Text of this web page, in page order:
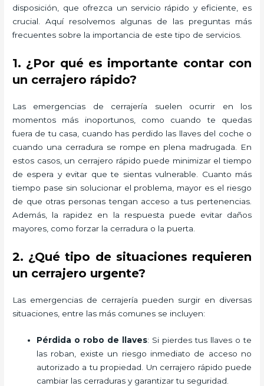
disposición, que ofrezca un servicio rápido y eficiente, es
crucial. Aquí resolvemos algunas de las preguntas más
frecuentes sobre la importancia de este tipo de servicios.
1. ¿Por qué es importante contar con
un cerrajero rápido?
Las emergencias de cerrajería suelen ocurrir en los
momentos más inoportunos, como cuando te quedas
fuera de tu casa, cuando has perdido las llaves del coche o
cuando una cerradura se rompe en plena madrugada. En
estos casos, un cerrajero rápido puede minimizar el tiempo
de espera y evitar que te sientas vulnerable. Cuanto más
tiempo pase sin solucionar el problema, mayor es el riesgo
de que otras personas tengan acceso a tus pertenencias.
Además, la rapidez en la respuesta puede evitar daños
mayores, como forzar la cerradura o la puerta.
2. ¿Qué tipo de situaciones requieren
un cerrajero urgente?
Las emergencias de cerrajería pueden surgir en diversas
situaciones, entre las más comunes se incluyen:
Pérdida o robo de llaves: Si pierdes tus llaves o te
las roban, existe un riesgo inmediato de acceso no
autorizado a tu propiedad. Un cerrajero rápido puede
cambiar las cerraduras y garantizar tu seguridad.